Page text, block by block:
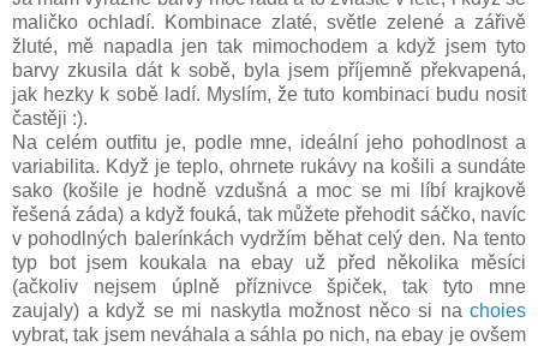
maličko ochladí. Kombinace zlaté, světle zelené a zářivě
žluté, mě napadla jen tak mimochodem a když jsem tyto
barvy zkusila dát k sobě, byla jsem příjemně překvapená,
jak hezky k sobě ladí. Myslím, že tuto kombinaci budu nosit
častěji :).
Na celém outfitu je, podle mne, ideální jeho pohodlnost a
variabilita. Když je teplo, ohrnete rukávy na košili a sundáte
sako (košile je hodně vzdušná a moc se mi líbí krajkově
řešená záda) a když fouká, tak můžete přehodit sáčko, navíc
v pohodlných balerínkách vydržím běhat celý den. Na tento
typ bot jsem koukala na ebay už před několika měsíci
(ačkoliv nejsem úplně příznivce špiček, tak tyto mne
zaujaly) a když se mi naskytla možnost něco si na choies
vybrat, tak jsem neváhala a sáhla po nich, na ebay je ovšem